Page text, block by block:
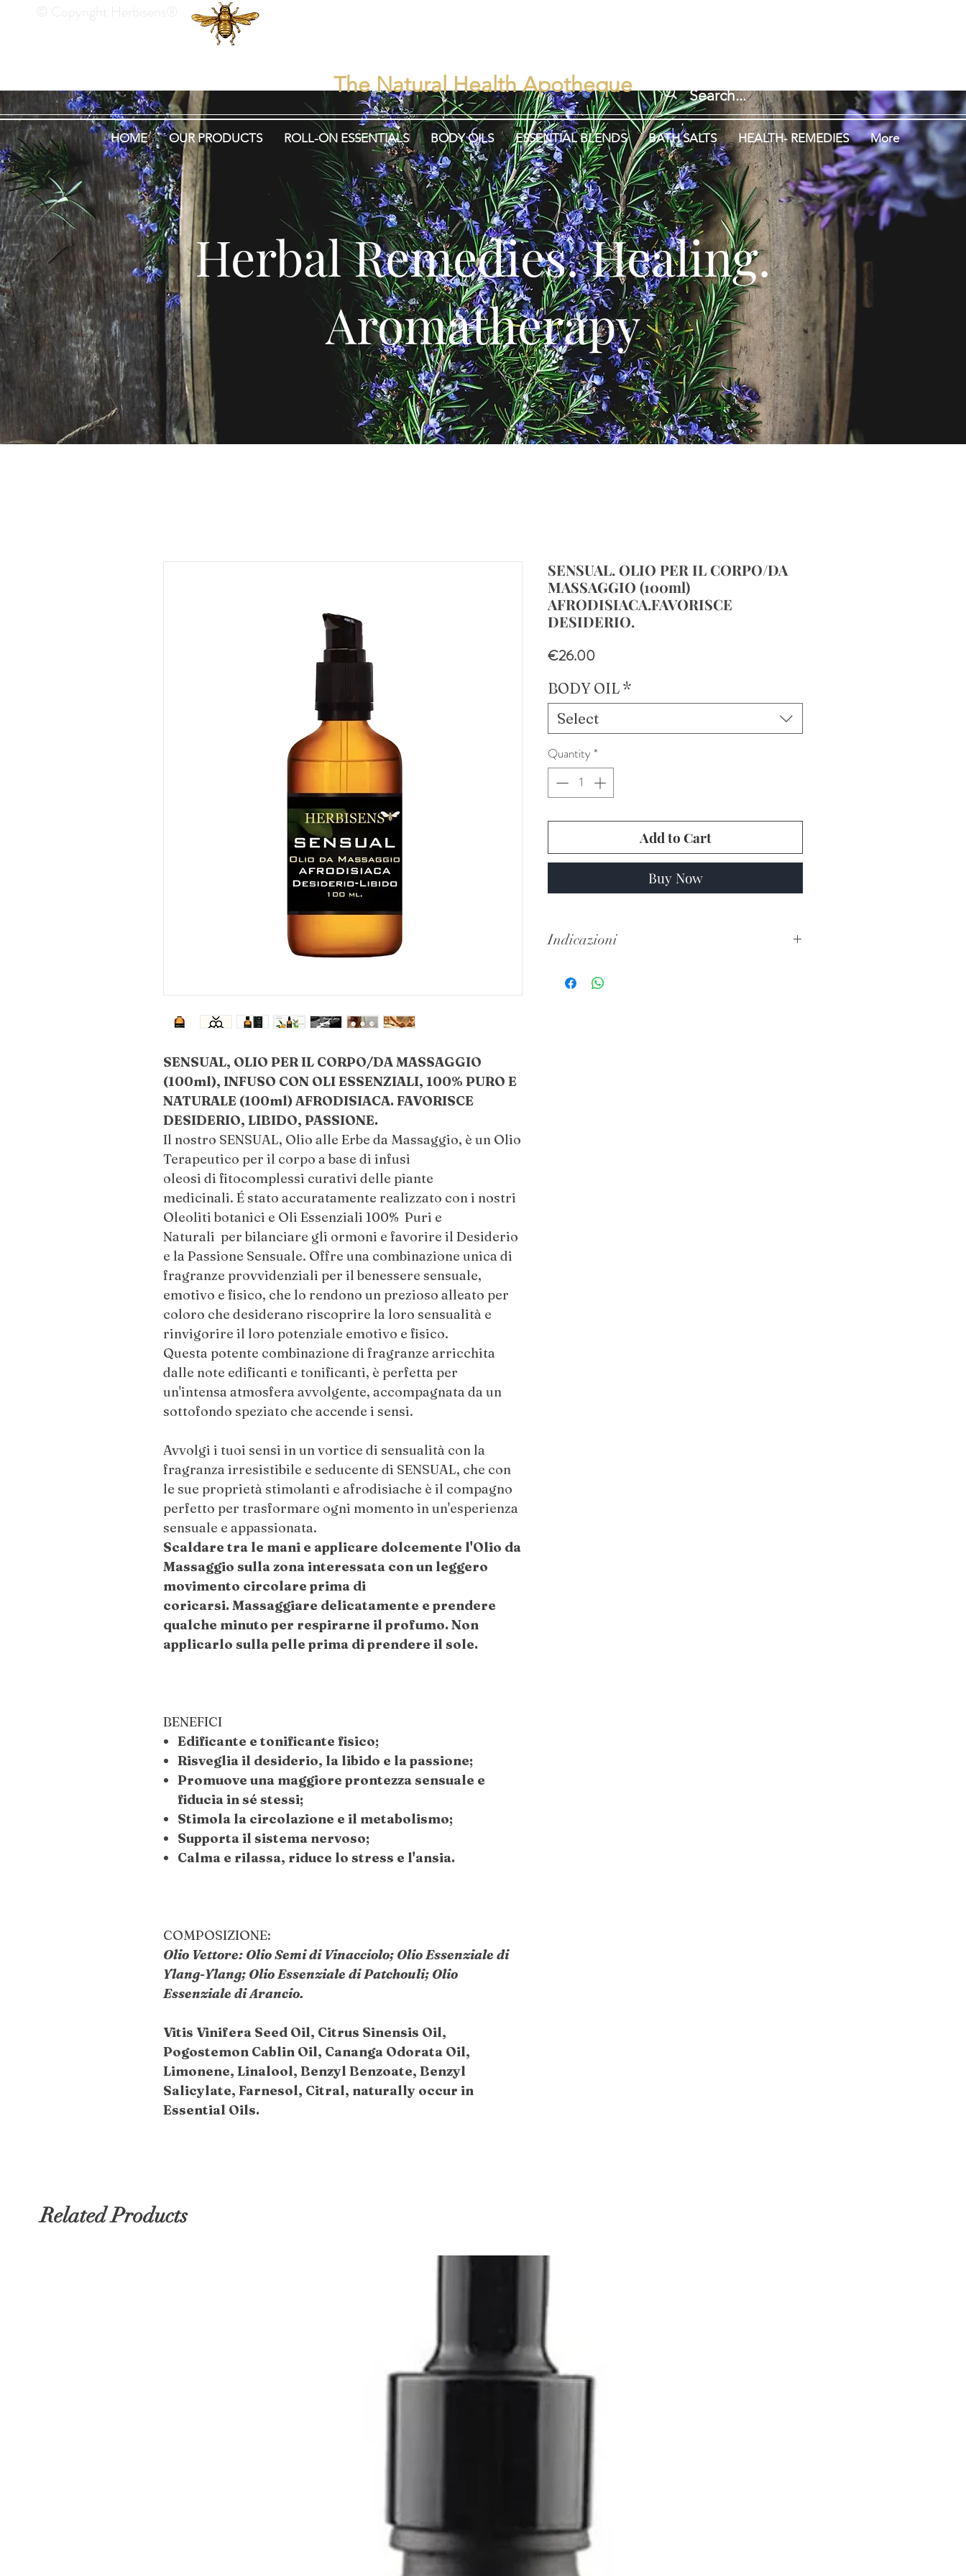
© Copyright Herbisens® HerbisEns
HOME OUR PRODUCTS ROLL-ON ESSENTIALS BODY OILS ESSENTIAL BLENDS BATH SALTS HEALTH- REMEDIES More
The Natural Health Apotheque
Herbal Remedies. Healing.
Aromatherapy
SENSUAL, OLIO PER IL CORPO/DA MASSAGGIO
(100ml), INFUSO CON OLI ESSENZIALI, 100% PURO E
NATURALE (100ml) AFRODISIACA. FAVORISCE
DESIDERIO, LIBIDO, PASSIONE.
Il nostro SENSUAL, Olio alle Erbe da Massaggio, è un Olio
Terapeutico per il corpo a base di infusi
oleosi di fitocomplessi curativi delle piante
medicinali. É stato accuratamente realizzato con i nostri
Oleoliti botanici e Oli Essenziali 100% Puri e
Naturali per bilanciare gli ormoni e favorire il Desiderio
e la Passione Sensuale. Offre una combinazione unica di
fragranze provvidenziali per il benessere sensuale,
emotivo e fisico, che lo rendono un prezioso alleato per
coloro che desiderano riscoprire la loro sensualità e
rinvigorire il loro potenziale emotivo e fisico.
Questa potente combinazione di fragranze arricchita
dalle note edificanti e tonificanti, è perfetta per
un'intensa atmosfera avvolgente, accompagnata da un
sottofondo speziato che accende i sensi.
Avvolgi i tuoi sensi in un vortice di sensualità con la
fragranza irresistibile e seducente di SENSUAL, che con
le sue proprietà stimolanti e afrodisiache è il compagno
perfetto per trasformare ogni momento in un'esperienza
sensuale e appassionata.
Scaldare tra le mani e applicare dolcemente l'Olio da
Massaggio sulla zona interessata con un leggero
movimento circolare prima di
coricarsi. Massaggiare delicatamente e prendere
qualche minuto per respirarne il profumo. Non
applicarlo sulla pelle prima di prendere il sole.
BENEFICI
Edificante e tonificante fisico;
Risveglia il desiderio, la libido e la passione;
Promuove una maggiore prontezza sensuale e
fiducia in sé stessi;
Stimola la circolazione e il metabolismo;
Supporta il sistema nervoso;
Calma e rilassa, riduce lo stress e l'ansia.
COMPOSIZIONE:
Olio Vettore: Olio Semi di Vinacciolo; Olio Essenziale di
Ylang-Ylang; Olio Essenziale di Patchouli; Olio
Essenziale di Arancio.
Vitis Vinifera Seed Oil, Citrus Sinensis Oil,
Pogostemon Cablin Oil, Cananga Odorata Oil,
Limonene, Linalool, Benzyl Benzoate, Benzyl
Salicylate, Farnesol, Citral, naturally occur in
Essential Oils.
SENSUAL. OLIO PER IL CORPO/DA
MASSAGGIO (100ml)
AFRODISIACA.FAVORISCE
DESIDERIO.
€26.00Price
BODY OIL *
Select
Quantity *
Add to Cart
Buy Now
Indicazioni
PASSIONE:
Related Products